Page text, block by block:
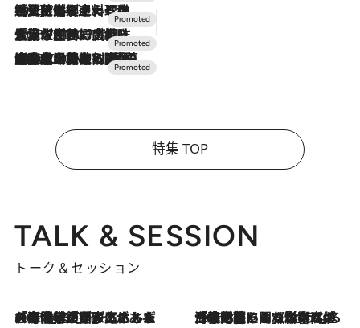
2026.7.24
【夏限定ディナーコース】旬を迎える稚鮎や花ズッキーニなどをイタリア・トスカーナの郷土料理の手法で満喫！
2026.7.17
「土佐和ハーブかき氷」がOMO7高知に登場！生姜、山椒、大葉など目にも舌にも涼を呼ぶ郷土の味
2026.7.10
NEW OPEN！【界 草津】名湯の地に誕生。趣の異なる2種の温泉と上州ならではの会席・蕎麦割烹など美食を味わう究極の癒やし旅
特集 TOP
TALK & SESSION
トーク＆セッション
2026.8.3
「今後値上げがあるとすれば…」「リスクがあるのは今年の冬」エネルギー専門家が語る、ホルムズ海峡封鎖が家庭にもたらす“ある心配” 2026.8.3
「住宅建てられない…」「サーチャージ料の高値が続いている」ホルムズ海峡封鎖による影響はいつまで続く？《エネルギー専門家に聞く“どうなる日本の暮らし”》